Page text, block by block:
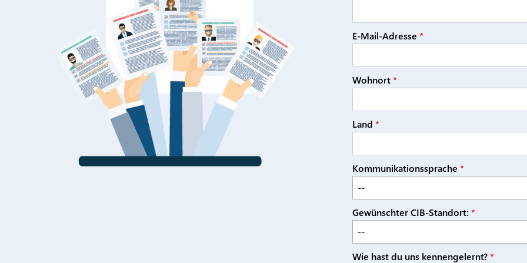
E-Mail-Adresse *
Wohnort*
Land *
Kommunikationssprache *
--
Gewünschter CIB-Standort: *
--
Wie hast du uns kennengelernt?*